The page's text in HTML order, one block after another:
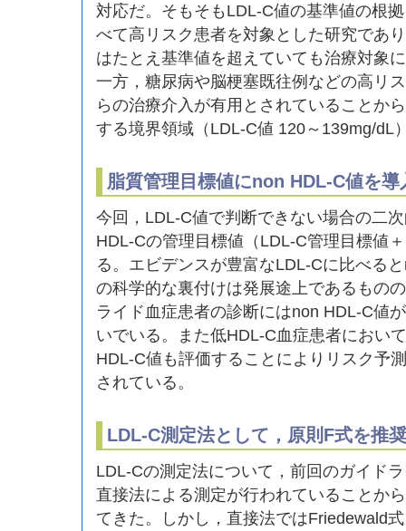
対応だ。そもそもLDL-C値の基準値の根
べて高リスク患者を対象とした研究であ
はたとえ基準値を超えていても治療対象
一方，糖尿病や脳梗塞既往例などの高リ
らの治療介入が有用とされていることか
する境界領域（LDL-C値 120～139mg/dL
脂質管理目標値にnon HDL-C値を導
今回，LDL-C値で判断できない場合の二
HDL-Cの管理目標値（LDL-C管理目標値
る。エビデンスが豊富なLDL-Cに比べる
の科学的な裏付けは発展途上であるもの
ライド血症患者の診断にはnon HDL-C値
いでいる。また低HDL-C血症患者におい
HDL-C値も評価することによりリスク予
されている。
LDL-C測定法として，原則F式を推奨
LDL-Cの測定法について，前回のガイド
直接法による測定が行われていることか
てきた。しかし，直接法ではFriedewald